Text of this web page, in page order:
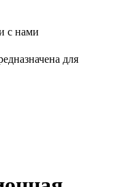
с нами
для